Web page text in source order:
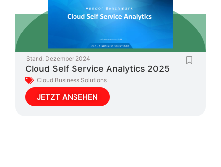
Stand: Dezember 2024
Cloud Self Service Analytics 2025
Cloud Business Solutions
JETZT ANSEHEN